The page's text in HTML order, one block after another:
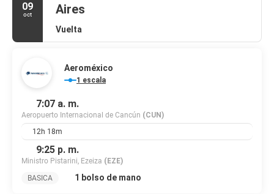
Tendrás una sala de ordenadores, tintorería y un servicio de
recepción las 24 horas a tu disposición. Hay un aparcamiento sin
asistencia gratuito disponible.
09
oct
Aires
Vuelta
Aeroméxico
1 escala
7:07 a. m.
Aeropuerto Internacional de Cancún (CUN)
12h 18m
9:25 p. m.
Ministro Pistarini, Ezeiza (EZE)
BASICA
1 bolso de mano